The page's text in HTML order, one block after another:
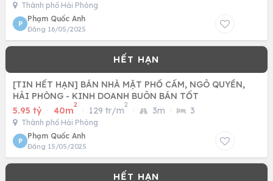
Thành phố Hải Phòng
P
Phạm Quốc Anh
Đăng 16/05/2025
[TIN HẾT HẠN] BÁN NHÀ MẶT PHỐ CẤM, NGÔ QUYỀN,
HẢI PHÒNG - KINH DOANH BUÔN BÁN TỐT
5.95 tỷ · 40m
2
· 129 tr/m
2
· 3m · 3
Thành phố Hải Phòng
P
Phạm Quốc Anh
Đăng 15/05/2025